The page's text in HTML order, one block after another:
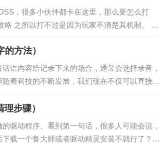
，很多小伙伴都卡在这里，那么要怎么打
之所以打不过是因为玩家不清楚其机制。 进
方法）
语内容给记录下来的场合，通常会选择录音，
着科技的不断发展，我们现在不仅可以直接录
需要我们自己对音频文件进…
步骤）
驱动程序。看到第一句话，很多人可能会说，
载一个鲁大师或者驱动精灵安装不就行了？而